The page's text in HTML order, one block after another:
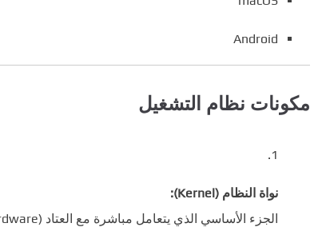
Android
مكونات نظام التشغيل
نواة النظام (Kernel):
الجزء الأساسي الذي يتعامل مباشرة مع العتاد (Hardware).